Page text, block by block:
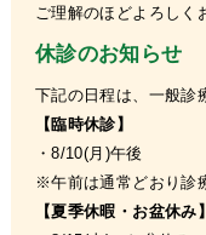
ご理解のほどよろしく
休診のお知らせ
下記の日程は、一般診
【臨時休診】
・8/10(月)午後
※午前は通常どおり診
【夏季休暇・お盆休み】